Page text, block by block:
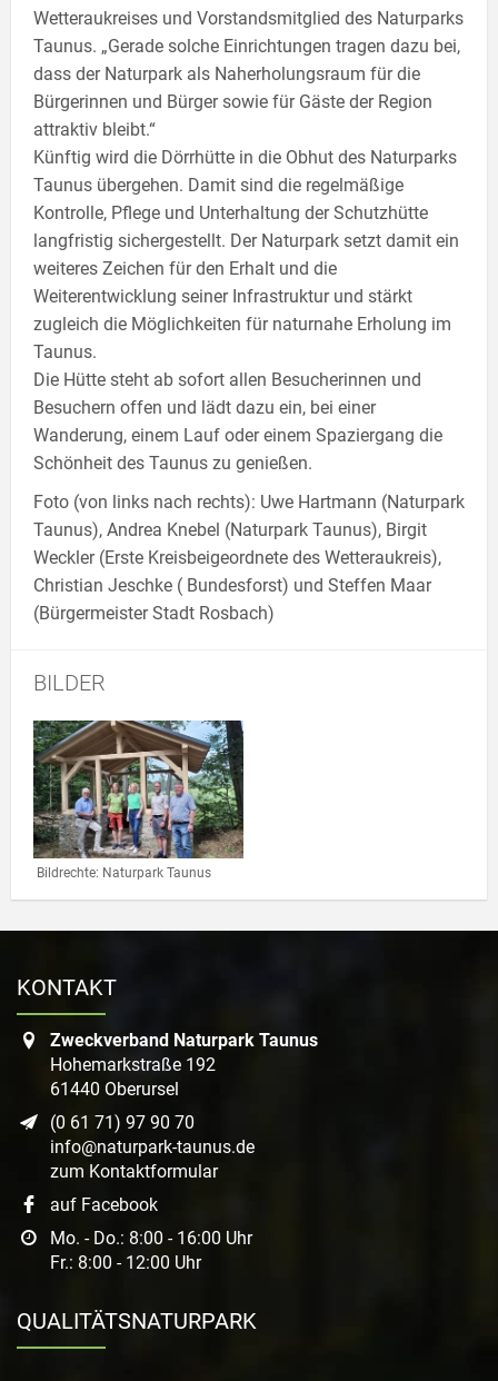
Wetteraukreises und Vorstandsmitglied des Naturparks
Taunus. „Gerade solche Einrichtungen tragen dazu bei,
dass der Naturpark als Naherholungsraum für die
Bürgerinnen und Bürger sowie für Gäste der Region
attraktiv bleibt.“
Künftig wird die Dörrhütte in die Obhut des Naturparks
Taunus übergehen. Damit sind die regelmäßige
Kontrolle, Pflege und Unterhaltung der Schutzhütte
langfristig sichergestellt. Der Naturpark setzt damit ein
weiteres Zeichen für den Erhalt und die
Weiterentwicklung seiner Infrastruktur und stärkt
zugleich die Möglichkeiten für naturnahe Erholung im
Taunus.
Die Hütte steht ab sofort allen Besucherinnen und
Besuchern offen und lädt dazu ein, bei einer
Wanderung, einem Lauf oder einem Spaziergang die
Schönheit des Taunus zu genießen.
Foto (von links nach rechts): Uwe Hartmann (Naturpark
Taunus), Andrea Knebel (Naturpark Taunus), Birgit
Weckler (Erste Kreisbeigeordnete des Wetteraukreis),
Christian Jeschke ( Bundesforst) und Steffen Maar
(Bürgermeister Stadt Rosbach)
BILDER
Link zur Großansicht eines Stimmungsbildes
Bildrechte: Naturpark Taunus
KONTAKT
Zweckverband Naturpark Taunus
Hohemarkstraße 192
61440 Oberursel
(0 61 71) 97 90 70
info@naturpark-taunus.de
zum Kontaktformular
auf Facebook
Mo. - Do.: 8:00 - 16:00 Uhr
Fr.: 8:00 - 12:00 Uhr
QUALITÄTSNATURPARK